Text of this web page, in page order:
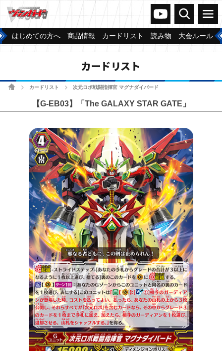
ヴァンガードch
検索 メニュー
はじめての方へ 商品情報 カードリスト 読み物 大会ルール
カードリスト
ホームカードリスト 次元ロボ戦闘指揮官 マグナダイバード
【G-EB03】「The GALAXY STAR GATE」